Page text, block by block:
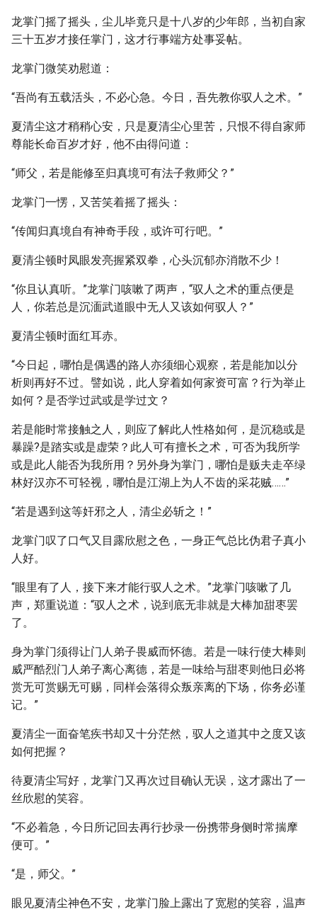
龙掌门摇了摇头，尘儿毕竟只是十八岁的少年郎，当初自家
三十五岁才接任掌门，这才行事端方处事妥帖。
龙掌门微笑劝慰道：
“吾尚有五载活头，不必心急。今日，吾先教你驭人之术。”
夏清尘这才稍稍心安，只是夏清尘心里苦，只恨不得自家师
尊能长命百岁才好，他不由得问道：
“师父，若是能修至归真境可有法子救师父？”
龙掌门一愣，又苦笑着摇了摇头：
“传闻归真境自有神奇手段，或许可行吧。”
夏清尘顿时凤眼发亮握紧双拳，心头沉郁亦消散不少！
“你且认真听。”龙掌门咳嗽了两声，“驭人之术的重点便是
人，你若总是沉湎武道眼中无人又该如何驭人？”
夏清尘顿时面红耳赤。
“今日起，哪怕是偶遇的路人亦须细心观察，若是能加以分
析则再好不过。譬如说，此人穿着如何家资可富？行为举止
如何？是否学过武或是学过文？
若是能时常接触之人，则应了解此人性格如何，是沉稳或是
暴躁?是踏实或是虚荣？此人可有擅长之术，可否为我所学
或是此人能否为我所用？另外身为掌门，哪怕是贩夫走卒绿
林好汉亦不可轻视，哪怕是江湖上为人不齿的采花贼……”
“若是遇到这等奸邪之人，清尘必斩之！”
龙掌门叹了口气又目露欣慰之色，一身正气总比伪君子真小
人好。
“眼里有了人，接下来才能行驭人之术。”龙掌门咳嗽了几
声，郑重说道：“驭人之术，说到底无非就是大棒加甜枣罢
了。
身为掌门须得让门人弟子畏威而怀德。若是一味行使大棒则
威严酷烈门人弟子离心离德，若是一味给与甜枣则他日必将
赏无可赏赐无可赐，同样会落得众叛亲离的下场，你务必谨
记。”
夏清尘一面奋笔疾书却又十分茫然，驭人之道其中之度又该
如何把握？
待夏清尘写好，龙掌门又再次过目确认无误，这才露出了一
丝欣慰的笑容。
“不必着急，今日所记回去再行抄录一份携带身侧时常揣摩
便可。”
“是，师父。”
眼见夏清尘神色不安，龙掌门脸上露出了宽慰的笑容，温声